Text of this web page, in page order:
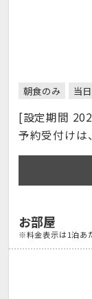
朝食のみ 当
[設定期間
予約受付けは
お部屋
※料金表示は1泊あた